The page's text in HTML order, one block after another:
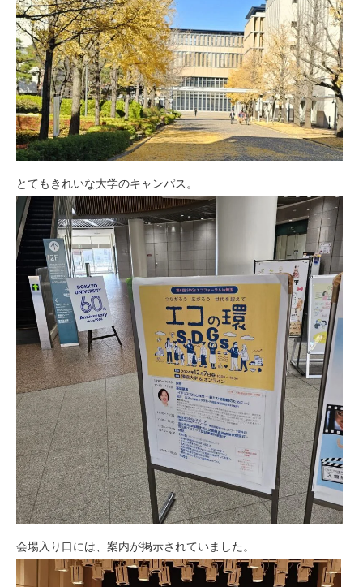
とてもきれいな大学のキャンパス。
会場入り口には、案内が掲示されていました。